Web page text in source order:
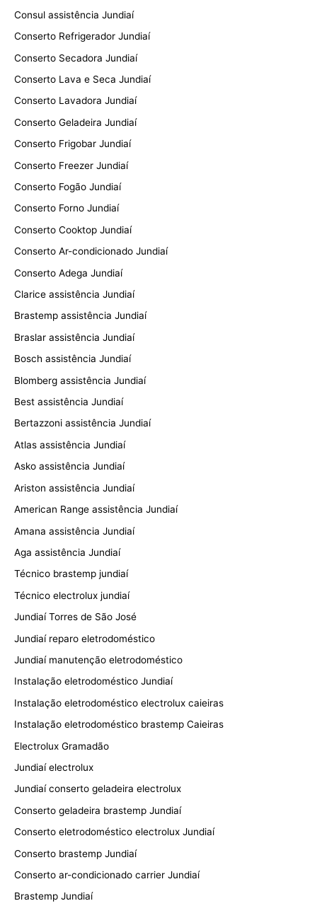
Consul assistência Jundiaí
Conserto Refrigerador Jundiaí
Conserto Secadora Jundiaí
Conserto Lava e Seca Jundiaí
Conserto Lavadora Jundiaí
Conserto Geladeira Jundiaí
Conserto Frigobar Jundiaí
Conserto Freezer Jundiaí
Conserto Fogão Jundiaí
Conserto Forno Jundiaí
Conserto Cooktop Jundiaí
Conserto Ar-condicionado Jundiaí
Conserto Adega Jundiaí
Clarice assistência Jundiaí
Brastemp assistência Jundiaí
Braslar assistência Jundiaí
Bosch assistência Jundiaí
Blomberg assistência Jundiaí
Best assistência Jundiaí
Bertazzoni assistência Jundiaí
Atlas assistência Jundiaí
Asko assistência Jundiaí
Ariston assistência Jundiaí
American Range assistência Jundiaí
Amana assistência Jundiaí
Aga assistência Jundiaí
Técnico brastemp jundiaí
Técnico electrolux jundiaí
Jundiaí Torres de São José
Jundiaí reparo eletrodoméstico
Jundiaí manutenção eletrodoméstico
Instalação eletrodoméstico Jundiaí
Instalação eletrodoméstico electrolux caieiras
Instalação eletrodoméstico brastemp Caieiras
Electrolux Gramadão
Jundiaí electrolux
Jundiaí conserto geladeira electrolux
Conserto geladeira brastemp Jundiaí
Conserto eletrodoméstico electrolux Jundiaí
Conserto brastemp Jundiaí
Conserto ar-condicionado carrier Jundiaí
Brastemp Jundiaí